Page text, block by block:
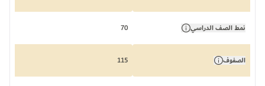
نمط الصف الدراسي 70
الصفوف 115